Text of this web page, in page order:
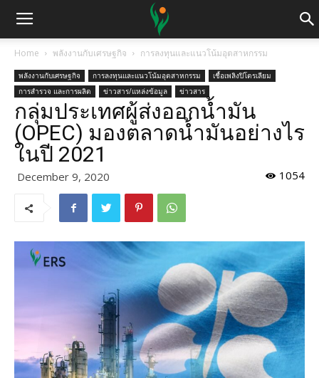
Home พลังงานกับเศรษฐกิจ การลงทุนและแนวโน้มอุตสาหกรรม
พลังงานกับเศรษฐกิจ การลงทุนและแนวโน้มอุตสาหกรรม
เชื้อเพลิงปิโตรเลียม
การสำรวจ และการผลิต
ข่าวสาร/แหล่งข้อมูล ข่าวสาร
กลุ่มประเทศผู้ส่งออกน้ำมัน
(OPEC) มองตลาดน้ำมันอย่างไร
ในปี 2021
December 9, 2020 1054